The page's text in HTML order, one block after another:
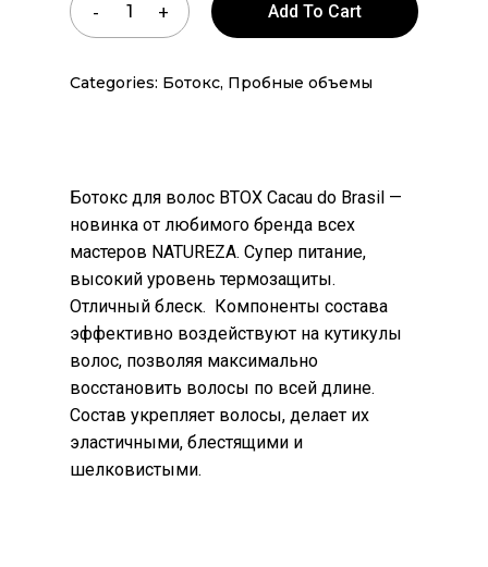
Add To Cart
Categories: Ботокс, Пробные объемы
Ботокс для волос BTOX Cacau do Brasil —
новинка от любимого бренда всех
мастеров NATUREZA. Супер питание,
высокий уровень термозащиты.
Отличный блеск. Компоненты состава
эффективно воздействуют на кутикулы
волос, позволяя максимально
восстановить волосы по всей длине.
Состав укрепляет волосы, делает их
эластичными, блестящими и
шелковистыми.